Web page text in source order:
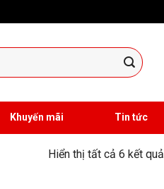
Khuyến mãi Tin tức
Hiển thị tất cả 6 kết quả